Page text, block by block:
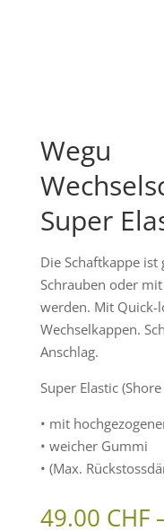
Wegu
Super
Die Schaftkappe
Schrauben oder
werden. Mit Quick-
Wechselkappen.
Anschlag.
Super Elastic
• mit
• weicher Gummi
• (Max.
49.00 CHF